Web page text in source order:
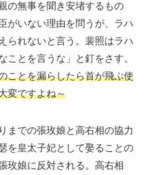
の無事を聞き安堵するもの
がいない理由を問うが、ラハ
られないと言う。裴照はラハ
ことを言うな」と釘をさす。
ことを漏らしたら首が飛ぶ使
変ですよね～
までの張玫娘と高右相の協力
を皇太子妃として娶ることの
玫娘に反対される。高右相